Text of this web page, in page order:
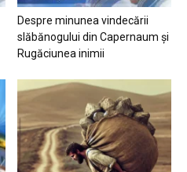
Despre minunea vindecării
slăbănogului din Capernaum și
Rugăciunea inimii